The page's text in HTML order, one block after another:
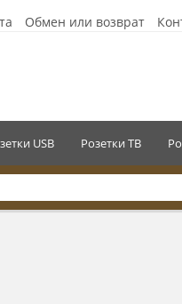
Обмен или возврат
USB Розетки ТВ